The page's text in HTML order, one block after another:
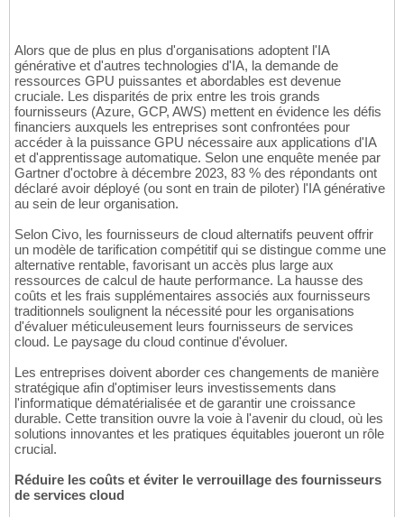
Alors que de plus en plus d'organisations adoptent l'IA
générative et d'autres technologies d'IA, la demande de
ressources GPU puissantes et abordables est devenue
cruciale. Les disparités de prix entre les trois grands
fournisseurs (Azure, GCP, AWS) mettent en évidence les défis
financiers auxquels les entreprises sont confrontées pour
accéder à la puissance GPU nécessaire aux applications d'IA
et d'apprentissage automatique. Selon une enquête menée par
Gartner d'octobre à décembre 2023, 83 % des répondants ont
déclaré avoir déployé (ou sont en train de piloter) l'IA générative
au sein de leur organisation.
Selon Civo, les fournisseurs de cloud alternatifs peuvent offrir
un modèle de tarification compétitif qui se distingue comme une
alternative rentable, favorisant un accès plus large aux
ressources de calcul de haute performance. La hausse des
coûts et les frais supplémentaires associés aux fournisseurs
traditionnels soulignent la nécessité pour les organisations
d'évaluer méticuleusement leurs fournisseurs de services
cloud. Le paysage du cloud continue d'évoluer.
Les entreprises doivent aborder ces changements de manière
stratégique afin d'optimiser leurs investissements dans
l'informatique dématérialisée et de garantir une croissance
durable. Cette transition ouvre la voie à l'avenir du cloud, où les
solutions innovantes et les pratiques équitables joueront un rôle
crucial.
Réduire les coûts et éviter le verrouillage des fournisseurs
de services cloud